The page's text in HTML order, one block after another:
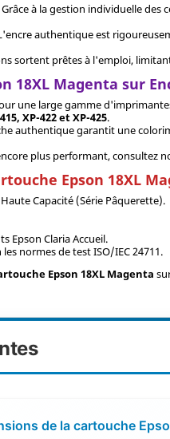
Grâce à la gestion individuelle
authentique est
sortent prêtes à l'emploi,
18XL Magenta sur
une large gamme
XP-422 et XP-425.
authentique garantit une
plus performant, consultez
Epson 18XL
Capacité (Série Pâquerette).
Epson Claria Accueil.
normes de test ISO/IEC 24711.
Epson 18XL Magenta
de la cartouche